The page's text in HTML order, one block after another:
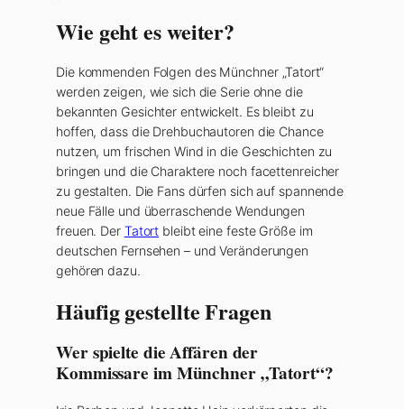
Wie geht es weiter?
Die kommenden Folgen des Münchner „Tatort“
werden zeigen, wie sich die Serie ohne die
bekannten Gesichter entwickelt. Es bleibt zu
hoffen, dass die Drehbuchautoren die Chance
nutzen, um frischen Wind in die Geschichten zu
bringen und die Charaktere noch facettenreicher
zu gestalten. Die Fans dürfen sich auf spannende
neue Fälle und überraschende Wendungen
freuen. Der Tatort bleibt eine feste Größe im
deutschen Fernsehen – und Veränderungen
gehören dazu.
Häufig gestellte Fragen
Wer spielte die Affären der
Kommissare im Münchner „Tatort“?